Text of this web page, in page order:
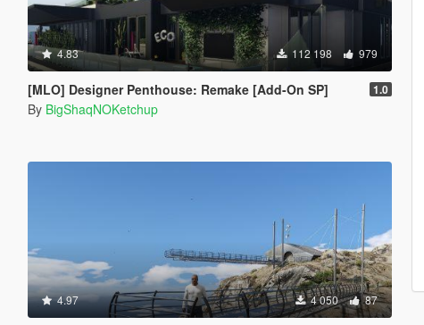
4.83 112 198 979
[MLO] Designer Penthouse: Remake [Add-On SP] 1.0
By BigShaqNOKetchup
4.97 4 050 87